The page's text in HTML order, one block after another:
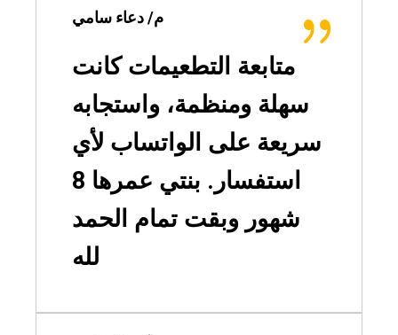
م/ دعاء سامي
متابعة التطعيمات كانت
سهلة ومنظمة، واستجابه
سريعة على الواتساب لأي
استفسار. بنتي عمرها 8
شهور وبقت تمام الحمد
لله